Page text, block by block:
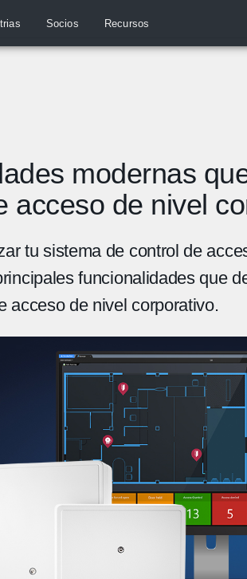
Socios Recursos
modernas
acceso de nivel
tu sistema de control de
funcionalidades que
acceso de nivel corporativo.